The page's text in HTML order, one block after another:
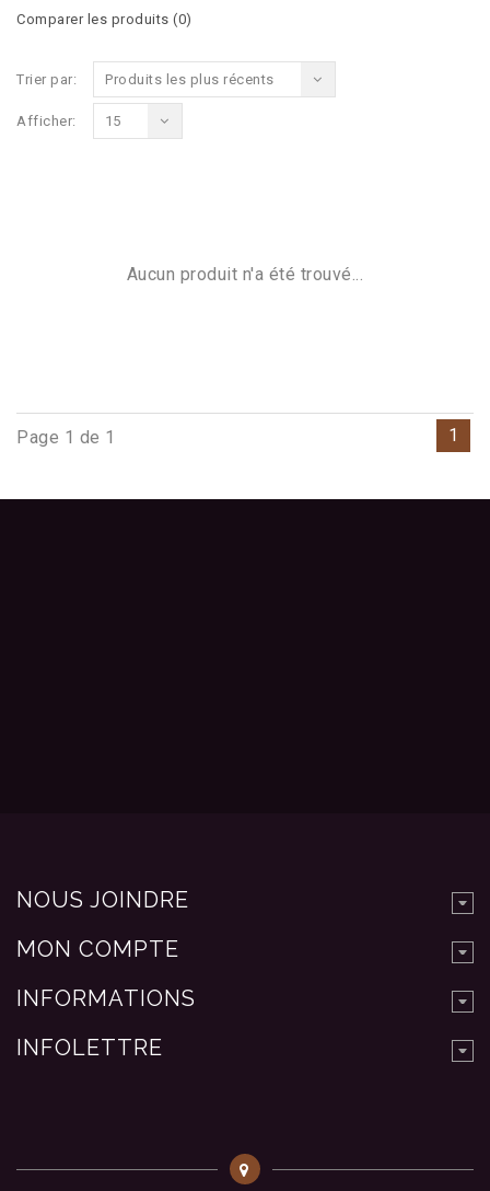
Comparer les produits (0)
Trier par: Produits les plus récents
Afficher: 15
Aucun produit n'a été trouvé...
Page 1 de 1 1
NOUS JOINDRE
MON COMPTE
INFORMATIONS
INFOLETTRE